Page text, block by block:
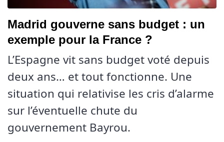
Madrid gouverne sans budget : un
exemple pour la France ?
L’Espagne vit sans budget voté depuis
deux ans… et tout fonctionne. Une
situation qui relativise les cris d’alarme
sur l’éventuelle chute du
gouvernement Bayrou.